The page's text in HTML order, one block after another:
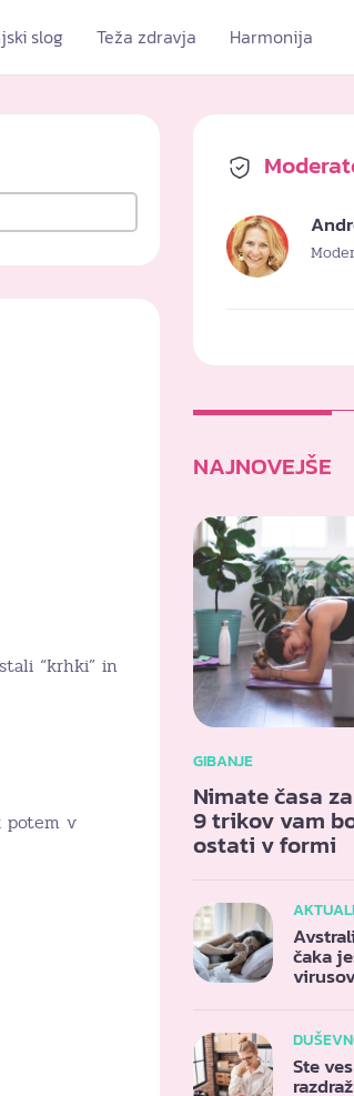
slog Teža zdravja Harmonija
“krhki” in
potem v
NAJNOVEJŠE
GIBANJE
Nimate časa
9 trikov vam
ostati v formi
čaka
Ste